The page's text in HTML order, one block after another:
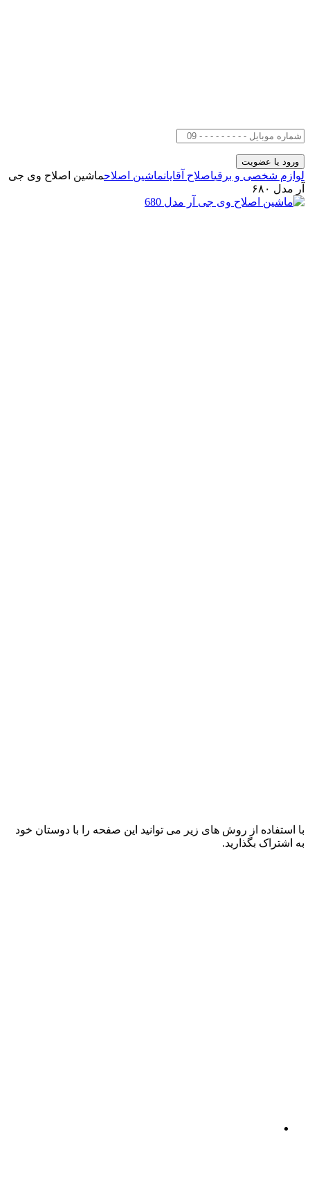
لوازم شخصی و برقیاصلاح آقایانماشین اصلاحماشین اصلاح وی جی
آر مدل ۶۸۰
با استفاده از روش های زیر می توانید این صفحه را با دوستان خود
به اشتراک بگذارید.